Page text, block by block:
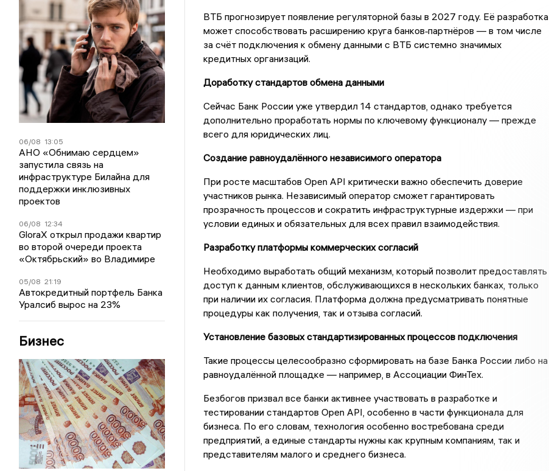
06/08 13:05
АНО «Обнимаю сердцем»
запустила связь на
инфраструктуре Билайна для
поддержки инклюзивных
проектов
06/08 12:34
GloraX открыл продажи квартир
во второй очереди проекта
«Октябрьский» во Владимире
05/08 21:19
Автокредитный портфель Банка
Уралсиб вырос на 23%
Бизнес
ВТБ прогнозирует появление регуляторной базы в 2027 году. Её разработка
может способствовать расширению круга банков‑партнёров — в том числе
за счёт подключения к обмену данными с ВТБ системно значимых
кредитных организаций.
Доработку стандартов обмена данными
Сейчас Банк России уже утвердил 14 стандартов, однако требуется
дополнительно проработать нормы по ключевому функционалу — прежде
всего для юридических лиц.
Создание равноудалённого независимого оператора
При росте масштабов Open API критически важно обеспечить доверие
участников рынка. Независимый оператор сможет гарантировать
прозрачность процессов и сократить инфраструктурные издержки — при
условии единых и обязательных для всех правил взаимодействия.
Разработку платформы коммерческих согласий
Необходимо выработать общий механизм, который позволит предоставлять
доступ к данным клиентов, обслуживающихся в нескольких банках, только
при наличии их согласия. Платформа должна предусматривать понятные
процедуры как получения, так и отзыва согласий.
Установление базовых стандартизированных процессов подключения
Такие процессы целесообразно сформировать на базе Банка России либо на
равноудалённой площадке — например, в Ассоциации ФинТех.
Безбогов призвал все банки активнее участвовать в разработке и
тестировании стандартов Open API, особенно в части функционала для
бизнеса. По его словам, технология особенно востребована среди
предприятий, а единые стандарты нужны как крупным компаниям, так и
представителям малого и среднего бизнеса.